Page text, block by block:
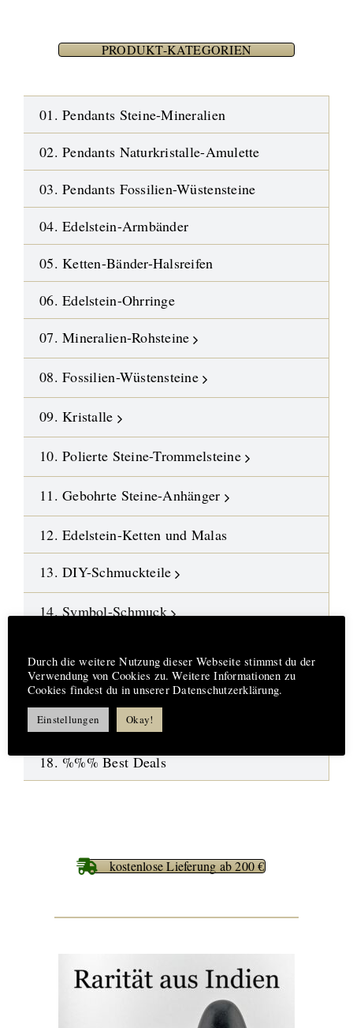
PRODUKT-KATEGORIEN
01. Pendants Steine-Mineralien
02. Pendants Naturkristalle-Amulette
03. Pendants Fossilien-Wüstensteine
04. Edelstein-Armbänder
05. Ketten-Bänder-Halsreifen
06. Edelstein-Ohrringe
07. Mineralien-Rohsteine
08. Fossilien-Wüstensteine
09. Kristalle
10. Polierte Steine-Trommelsteine
11. Gebohrte Steine-Anhänger
12. Edelstein-Ketten und Malas
13. DIY-Schmuckteile
14. Symbol-Schmuck
16.
Neue Highlights
17. Aufträge-Reparaturen
18. %%% Best Deals
kostenlose Lieferung ab 200 €
Durch die weitere Nutzung dieser Webseite stimmst du der
Verwendung von Cookies zu. Weitere Informationen zu
Cookies findest du in unserer Datenschutzerklärung.
Einstellungen Okay!